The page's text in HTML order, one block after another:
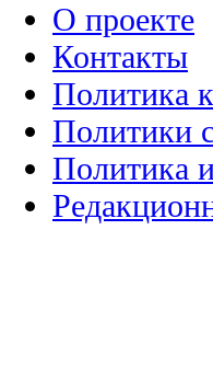
О проекте
Контакты
Политика
Политики
Политика